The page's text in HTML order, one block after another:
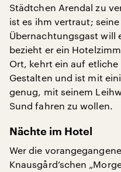
Städtchen Arendal zu
ist es ihm vertraut;
Übernachtungsgast will
bezieht er ein
Ort, kehrt ein auf
Gestalten und ist mit
genug, mit seinem
Sund fahren zu wollen.
Nächte im Hotel
Wer die
Knausgård’schen